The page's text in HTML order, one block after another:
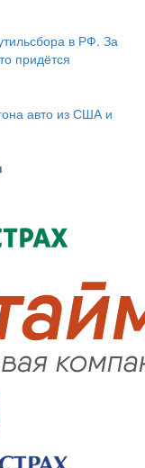
в РФ. За
придётся
авто из США и